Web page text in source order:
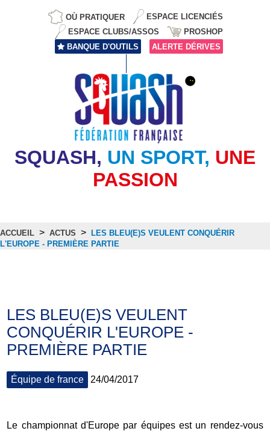
OÙ PRATIQUER
ESPACE LICENCIÉS
ESPACE CLUBS/ASSOS
PROSHOP
BANQUE D'OUTILS
ALERTE DÉRIVES
SQUASH, UN SPORT, UNE
PASSION
ACCUEIL > ACTUS > LES BLEU(E)S VEULENT CONQUÉRIR
L'EUROPE - PREMIÈRE PARTIE
LES BLEU(E)S VEULENT
CONQUÉRIR L'EUROPE -
PREMIÈRE PARTIE
Équipe de france 24/04/2017
Le championnat d'Europe par équipes est un rendez-vous